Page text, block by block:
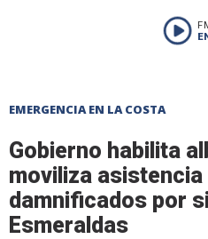
EMERGENCIA EN LA COSTA
Gobierno habilita
moviliza asistencia
damnificados por
Esmeraldas